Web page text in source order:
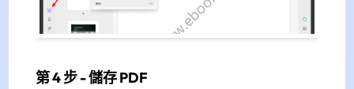
第 4 步 - 儲存 PDF